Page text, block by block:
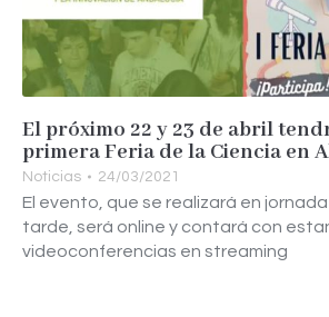
El próximo 22 y 23 de abril
primera Feria de la Ciencia en
Noticias 24/03/2021
El evento, que se realizará en
tarde, será online y contará con
videoconferencias en streaming